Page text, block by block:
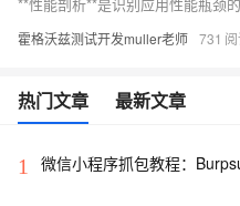
霍格沃兹测试开发muller老师 731
热门文章 最新文章
1 微信小程序抓包教程：